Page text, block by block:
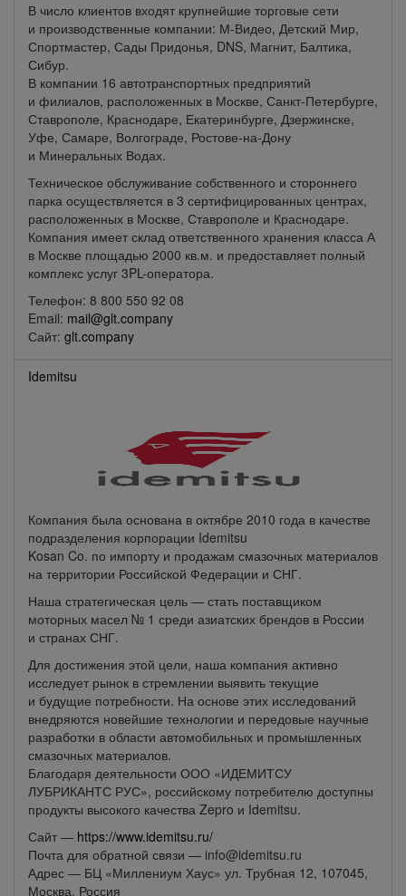
В число клиентов входят крупнейшие торговые сети
и производственные компании: М-Видео, Детский Мир,
Спортмастер, Сады Придонья, DNS, Магнит, Балтика,
Сибур.
В компании 16 автотранспортных предприятий
и филиалов, расположенных в Москве, Санкт-Петербурге,
Ставрополе, Краснодаре, Екатеринбурге, Дзержинске,
Уфе, Самаре, Волгограде, Ростове-на-Дону
и Минеральных Водах.
Техническое обслуживание собственного и стороннего
парка осуществляется в 3 сертифицированных центрах,
расположенных в Москве, Ставрополе и Краснодаре.
Компания имеет склад ответственного хранения класса А
в Москве площадью 2000 кв.м. и предоставляет полный
комплекс услуг 3PL-оператора.
Телефон: 8 800 550 92 08
Email: mail@glt.company
Сайт: glt.company
Idemitsu
Компания была основана в октябре 2010 года в качестве
подразделения корпорации Idemitsu
Kosan Co. по импорту и продажам смазочных материалов
на территории Российской Федерации и СНГ.
Наша стратегическая цель — стать поставщиком
моторных масел № 1 среди азиатских брендов в России
и странах СНГ.
Для достижения этой цели, наша компания активно
исследует рынок в стремлении выявить текущие
и будущие потребности. На основе этих исследований
внедряются новейшие технологии и передовые научные
разработки в области автомобильных и промышленных
смазочных материалов.
Благодаря деятельности ООО «ИДЕМИТСУ
ЛУБРИКАНТС РУС», российскому потребителю доступны
продукты высокого качества Zepro и Idemitsu.
Сайт — https://www.idemitsu.ru/
Почта для обратной связи — info@idemitsu.ru
Адрес — БЦ «Миллениум Хаус» ул. Трубная 12, 107045,
Москва, Россия